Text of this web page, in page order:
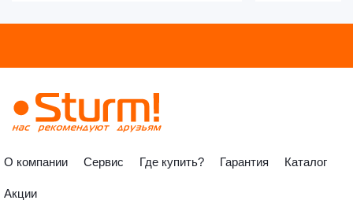
О компании Сервис Где купить? Гарантия Каталог
Акции